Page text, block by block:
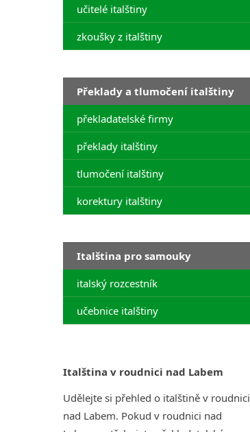
učitelé italštiny
zkoušky z italštiny
Překlady a tlumočení italštiny
překladatelské firmy
překlady italštiny
tlumočení italštiny
korektury italštiny
Italština pro samouky
italský rozcestník
učebnice italštiny
Italština v roudnici nad Labem
Udělejte si přehled o italštině v roudnici
nad Labem. Pokud v roudnici nad